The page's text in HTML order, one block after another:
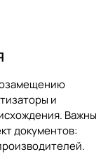
и
Важны
документов: